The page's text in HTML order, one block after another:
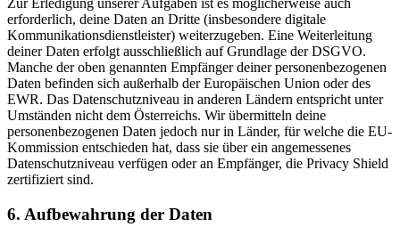
Zur Erledigung unserer Aufgaben ist es möglicherweise auch
erforderlich, deine Daten an Dritte (insbesondere digitale
Kommunikationsdienstleister) weiterzugeben. Eine Weiterleitung
deiner Daten erfolgt ausschließlich auf Grundlage der DSGVO.
Manche der oben genannten Empfänger deiner personenbezogenen
Daten befinden sich außerhalb der Europäischen Union oder des
EWR. Das Datenschutzniveau in anderen Ländern entspricht unter
Umständen nicht dem Österreichs. Wir übermitteln deine
personenbezogenen Daten jedoch nur in Länder, für welche die EU-
Kommission entschieden hat, dass sie über ein angemessenes
Datenschutzniveau verfügen oder an Empfänger, die Privacy Shield
zertifiziert sind.
6. Aufbewahrung der Daten